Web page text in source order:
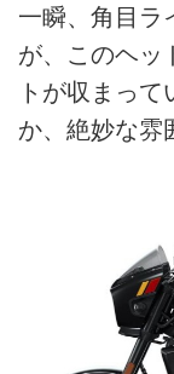
一瞬、角目ラ
が、このヘッ
トが収まっ
か、絶妙な雰